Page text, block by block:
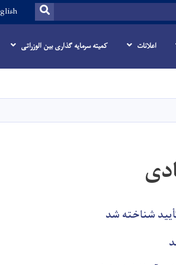
SEARCH
اعلانات کمیته سرمایه گذاری بین الوزراتی
شناخته شد